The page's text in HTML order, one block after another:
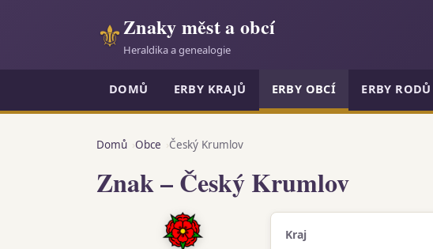
⚜Znaky měst a obcí
Heraldika a genealogie
DOMŮ ERBY KRAJŮ ERBY OBCÍ ERBY RODŮ
Domů Obce Český Krumlov
Znak – Český Krumlov
Kraj